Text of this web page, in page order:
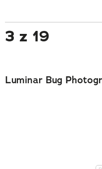
3 z 19
Luminar Bug